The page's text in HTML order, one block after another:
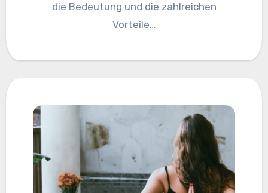
die Bedeutung und die zahlreichen
Vorteile…